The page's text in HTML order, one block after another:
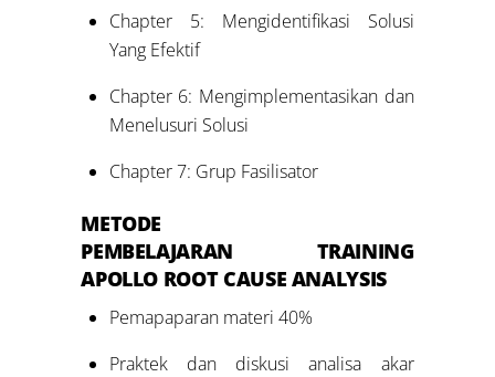
Chapter 5: Mengidentifikasi Solusi
Yang Efektif
Chapter 6: Mengimplementasikan dan
Menelusuri Solusi
Chapter 7: Grup Fasilisator
METODE
PEMBELAJARAN TRAINING
APOLLO ROOT CAUSE ANALYSIS
Pemapaparan materi 40%
Praktek dan diskusi analisa akar